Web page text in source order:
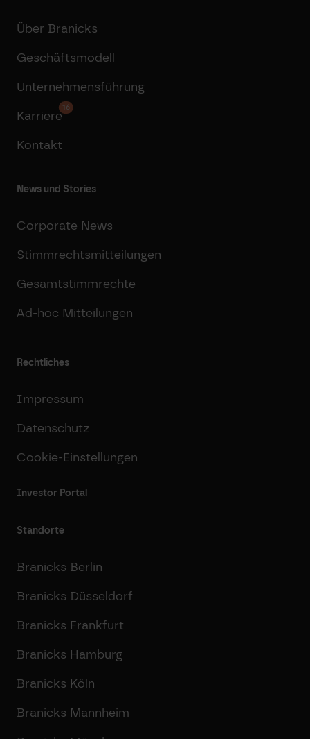
Über Branicks
Geschäftsmodell
Unternehmensführung
Karriere
16
Kontakt
News und Stories
Corporate News
Stimmrechtsmitteilungen
Gesamtstimmrechte
Ad-hoc Mitteilungen
Rechtliches
Impressum
Datenschutz
Cookie-Einstellungen
Investor Portal
Standorte
Branicks Berlin
Branicks Düsseldorf
Branicks Frankfurt
Branicks Hamburg
Branicks Köln
Branicks Mannheim